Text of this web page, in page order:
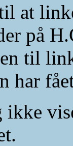
at
på
til
har